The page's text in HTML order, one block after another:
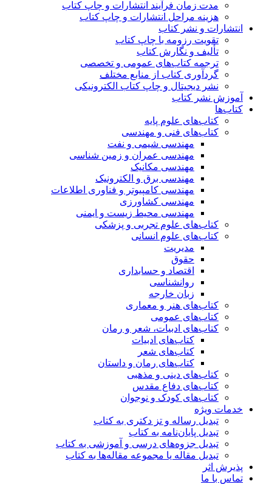
مدت زمان فرآیند انتشارات و چاپ کتاب
هزینه مراحل انتشارات و چاپ کتاب
انتشارات و نشر کتاب
تقویت رزومه با چاپ کتاب
تألیف و نگارش کتاب
ترجمه کتاب‌های عمومی و تخصصی
گردآوری کتاب از منابع مختلف
نشر دیجیتال و چاپ کتاب الکترونیکی
آموزش نشر کتاب
کتاب‌ها
کتاب‌های علوم پایه
کتاب‌های فنی و مهندسی
مهندسی شیمی و نفت
مهندسی عمران و زمین شناسی
مهندسی مکانیک
مهندسی برق و الکترونیک
مهندسی کامپیوتر و فناوری اطلاعات
مهندسی کشاورزی
مهندسی محیط زیست و ایمنی
کتاب‌های علوم تجربی و پزشکی
کتاب‌های علوم انسانی
مدیریت
حقوق
اقتصاد و حسابداری
روانشناسی
زبان خارجه
کتاب‌های هنر و معماری
کتاب‌های عمومی
کتاب‌های ادبیات، شعر و رمان
کتاب‌های ادبیات
کتاب‌های شعر
کتاب‌های رمان و داستان
کتاب‌های دینی و مذهبی
کتاب‌های دفاع مقدس
کتاب‌های کودک و نوجوان
خدمات ویژه
تبدیل رساله و تز دکتری به کتاب
تبدیل پایان‌نامه به کتاب
تبدیل جزوه‌های درسی و آموزشی به کتاب
تبدیل مقاله یا مجموعه مقاله‌ها به کتاب
پذیرش اثر
تماس با ما